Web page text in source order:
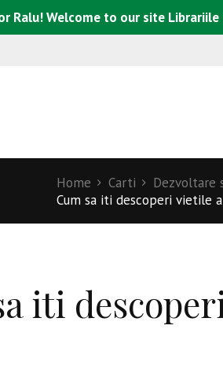
Ralu! Welcome to our site Librariile
Home Carti
Dezvoltare
Cum sa iti descoperi vietile
iti